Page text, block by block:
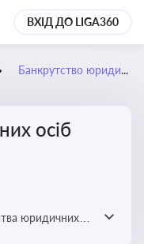
ВХІД ДО LIGA360
Банкрутство юридичних осіб
осіб
юридичних